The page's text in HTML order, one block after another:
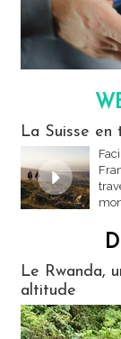
La Suisse en
Le Rwanda,
altitude